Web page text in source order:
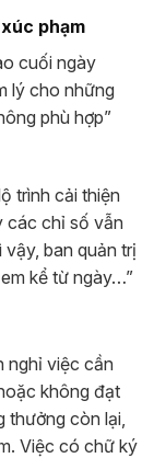
phạm
cuối ngày
lý cho những
phù hợp”
trình cải thiện
các chỉ số vẫn
ban quản trị
kể từ ngày…”
nghỉ việc cần
không đạt
còn lại,
Việc có chữ ký